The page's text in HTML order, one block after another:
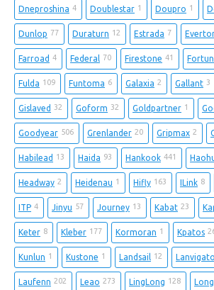
Dneproshina 4 Doublestar 1 Doupro 1
Dunlop 77 Duraturn 12 Estrada 7
Farroad 4 Federal 70 Firestone 41
Fulda 109 Funtoma 6 Galaxia 2 Gallant 3
Gislaved 32 Goform 32 Goldpartner 1
Goodyear 506 Grenlander 20 Gripmax 2
Habilead 13 Haida 93 Hankook 441
Headway 2 Heidenau 1 Hifly 163 ILink 8
ITP 4 Jinyu 57 Journey 13 Kabat 23
Keter 8 Kleber 177 Kormoran 1 Kpatos
Kunlun 1 Kustone 1 Landsail 12
Laufenn 202 Leao 273 LingLong 128